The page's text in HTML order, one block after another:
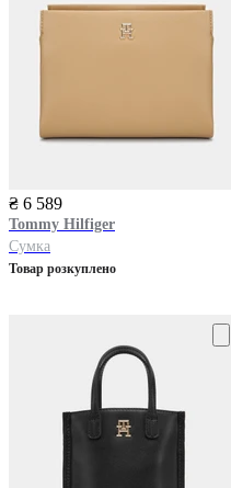
₴ 6 589
Tommy Hilfiger
Сумка
Товар розкуплено